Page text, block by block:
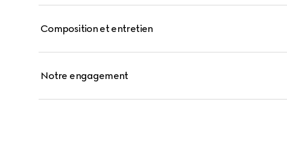
Composition et entretien
Notre engagement